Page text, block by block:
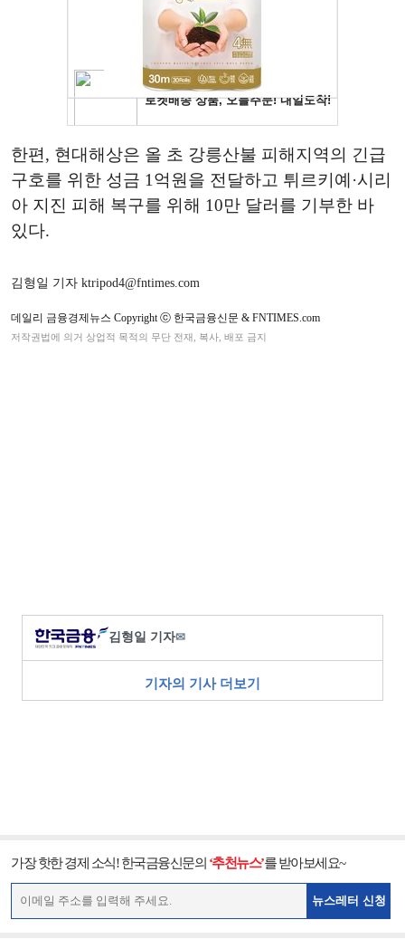
한편, 현대해상은 올 초 강릉산불 피해지역의 긴급
구호를 위한 성금 1억원을 전달하고 튀르키예·시리
아 지진 피해 복구를 위해 10만 달러를 기부한 바
있다.
김형일 기자 ktripod4@fntimes.com
데일리 금융경제뉴스 Copyright ⓒ 한국금융신문 & FNTIMES.com
저작권법에 의거 상업적 목적의 무단 전재, 복사, 배포 금지
김형일 기자✉
기자의 기사 더보기
가장 핫한 경제 소식! 한국금융신문의 ‘추천뉴스’를 받아보세요~
뉴스레터 신청